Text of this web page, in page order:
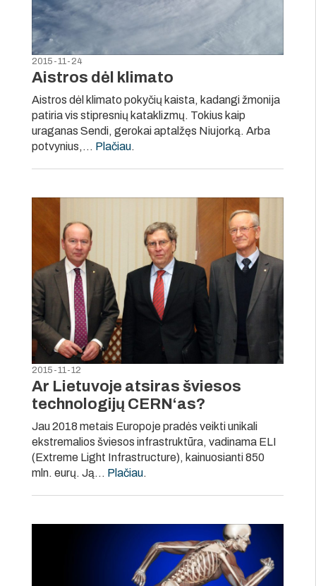
2015-11-24
Aistros dėl klimato
Aistros dėl klimato pokyčių kaista, kadangi žmonija
patiria vis stipresnių kataklizmų. Tokius kaip
uraganas Sendi, gerokai aptalžęs Niujorką. Arba
potvynius,… Plačiau.
2015-11-12
Ar Lietuvoje atsiras šviesos
technologijų CERN‘as?
Jau 2018 metais Europoje pradės veikti unikali
ekstremalios šviesos infrastruktūra, vadinama ELI
(Extreme Light Infrastructure), kainuosianti 850
mln. eurų. Ją… Plačiau.